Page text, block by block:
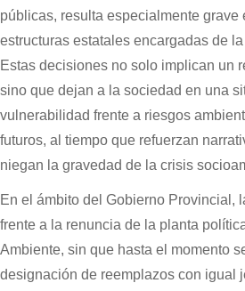
públicas, resulta especialmente
estructuras estatales encargadas de
Estas decisiones no solo implican un
sino que dejan a la sociedad en una
vulnerabilidad frente a riesgos
futuros, al tiempo que refuerzan
niegan la gravedad de la crisis
En el ámbito del Gobierno Provincial,
frente a la renuncia de la planta
Ambiente, sin que hasta el momento
designación de reemplazos con igual